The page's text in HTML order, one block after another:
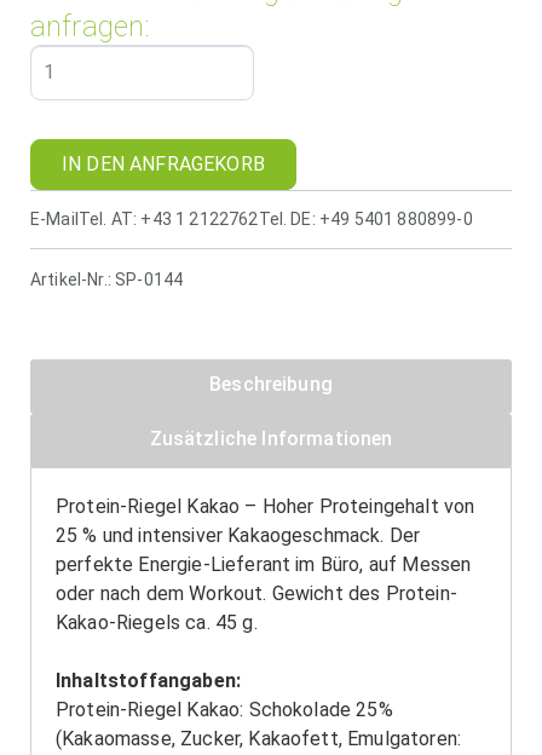
anfragen:
IN DEN ANFRAGEKORB
E-Mail Tel. AT: +43 1 2122762Tel. DE: +49 5401 880899-0
Artikel-Nr.: SP-0144
Beschreibung
Zusätzliche Informationen
Protein-Riegel Kakao – Hoher Proteingehalt von
25 % und intensiver Kakaogeschmack. Der
perfekte Energie-Lieferant im Büro, auf Messen
oder nach dem Workout. Gewicht des Protein-
Kakao-Riegels ca. 45 g.
Inhaltstoffangaben:
Protein-Riegel Kakao: Schokolade 25%
(Kakaomasse, Zucker, Kakaofett, Emulgatoren: